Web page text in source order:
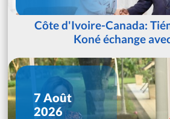
Côte d'Ivoire-Canada:
Koné échange
7 Août
2026